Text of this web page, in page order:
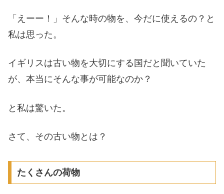
「えーー！」そんな時の物を、今だに使えるの？と
私は思った。
イギリスは古い物を大切にする国だと聞いていた
が、本当にそんな事が可能なのか？
と私は驚いた。
さて、その古い物とは？
たくさんの荷物